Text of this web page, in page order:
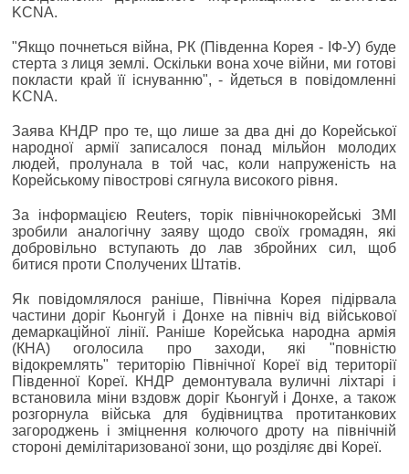
KCNA.
"Якщо почнеться війна, РК (Південна Корея - ІФ-У) буде
стерта з лиця землі. Оскільки вона хоче війни, ми готові
покласти край її існуванню", - йдеться в повідомленні
KCNA.
Заява КНДР про те, що лише за два дні до Корейської
народної армії записалося понад мільйон молодих
людей, пролунала в той час, коли напруженість на
Корейському півострові сягнула високого рівня.
За інформацією Reuters, торік північнокорейські ЗМІ
зробили аналогічну заяву щодо своїх громадян, які
добровільно вступають до лав збройних сил, щоб
битися проти Сполучених Штатів.
Як повідомлялося раніше, Північна Корея підірвала
частини доріг Кьонгуй і Донхе на північ від військової
демаркаційної лінії. Раніше Корейська народна армія
(КНА) оголосила про заходи, які "повністю
відокремлять" територію Північної Кореї від території
Південної Кореї. КНДР демонтувала вуличні ліхтарі і
встановила міни вздовж доріг Кьонгуй і Донхе, а також
розгорнула війська для будівництва протитанкових
загороджень і зміцнення колючого дроту на північній
стороні демілітаризованої зони, що розділяє дві Кореї.